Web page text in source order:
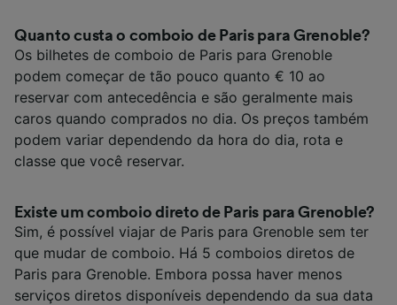
Quanto custa o comboio de Paris para Grenoble?
Os bilhetes de comboio de Paris para Grenoble
podem começar de tão pouco quanto € 10 ao
reservar com antecedência e são geralmente mais
caros quando comprados no dia. Os preços também
podem variar dependendo da hora do dia, rota e
classe que você reservar.
Existe um comboio direto de Paris para Grenoble?
Sim, é possível viajar de Paris para Grenoble sem ter
que mudar de comboio. Há 5 comboios diretos de
Paris para Grenoble. Embora possa haver menos
serviços diretos disponíveis dependendo da sua data